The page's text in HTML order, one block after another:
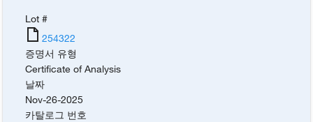
Lot #
254322
증명서 유형
Certificate of Analysis
날짜
Nov-26-2025
카탈로그 번호